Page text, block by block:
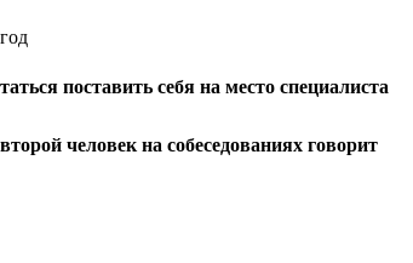
поставить себя на место специалиста
человек на собеседованиях говорит